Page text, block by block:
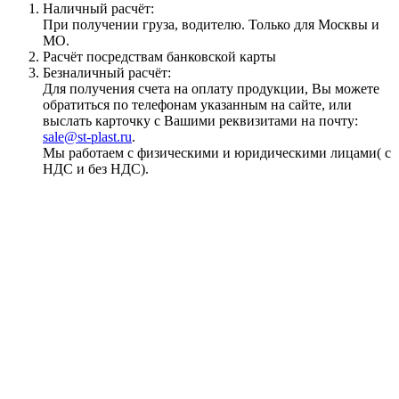
Наличный расчёт:
При получении груза, водителю. Только для Москвы и
МО.
Расчёт посредствам банковской карты
Безналичный расчёт:
Для получения счета на оплату продукции, Вы можете
обратиться по телефонам указанным на сайте, или
выслать карточку с Вашими реквизитами на почту:
sale@st-plast.ru.
Мы работаем с физическими и юридическими лицами( с
НДС и без НДС).